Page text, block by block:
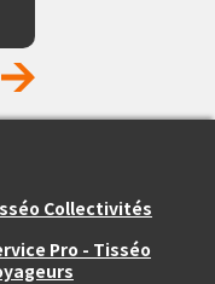
Collectivités
Pro - Tisséo